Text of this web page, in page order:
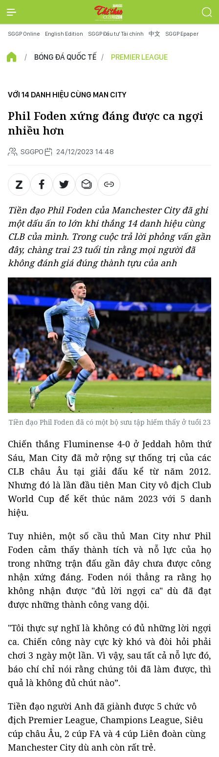
SGGP Online English Edition SGGP Đầu tư Tài chính 中文 SGGP Epaper
BÓNG ĐÁ QUỐC TẾ PREMIER LEAGUE
VỚI 14 DANH HIỆU CÙNG MAN CITY
Phil Foden xứng đáng được ca ngợi
nhiều hơn
SGGPO 24/12/2023 14:48
Tiền đạo Phil Foden của Manchester City đã ghi
một dấu ấn to lớn khi thắng 14 danh hiệu cùng
CLB của mình. Trong cuộc trả lời phỏng vấn gần
đây, chàng trai 23 tuổi tin rằng mọi người đã
không đánh giá đúng thành tựu của anh
Tiền đạo Phil Foden đã có một bộ sưu tập hiếm thấy ở tuổi 23
Chiến thắng Fluminense 4-0 ở Jeddah hôm thứ
Sáu, Man City đã mở rộng sự thống trị của các
CLB châu Âu tại giải đấu kể từ năm 2012.
Nhưng đó là lần đầu tiên Man City vô địch Club
World Cup để kết thúc năm 2023 với 5 danh
hiệu.
Tuy nhiên, một số cầu thủ Man City như Phil
Foden cảm thấy thành tích và nỗ lực của họ
trong những trận đấu gần đây chưa được công
nhận xứng đáng. Foden nói thẳng ra rằng họ
không nhận được "đủ lời ngợi ca" dù đã đạt
được những thành công vang dội.
"Tôi thực sự nghĩ là không có đủ những lời ngợi
ca. Chiến công này cực kỳ khó và đòi hỏi phải
chơi 3 ngày một lần. Vì vậy, sau tất cả nỗ lực đó,
báo chí chỉ nói rằng chúng tôi đã làm được, thì
quả là không đủ chút nào”.
Tiền đạo người Anh đã giành được 5 chức vô
địch Premier League, Champions League, Siêu
cúp châu Âu, 2 cúp FA và 4 cúp Liên đoàn cùng
Manchester City dù anh còn rất trẻ.